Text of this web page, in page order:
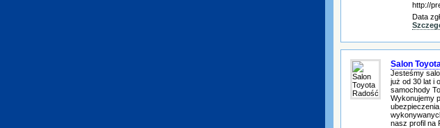
http://
Data
Salon
Jesteśmy
już od 30 lat i
samochody
Wykonujemy
nasz profil na